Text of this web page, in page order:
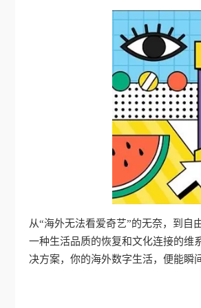
从“海外无法看爱奇艺”的无奈，到自
一种生活品质的恢复和文化连接的维
决方案，你的海外数字生活，便能瞬